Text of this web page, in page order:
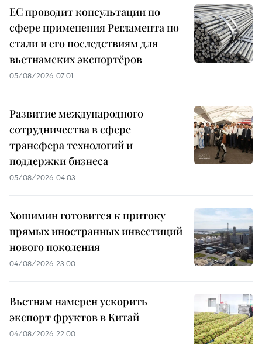
ЕС проводит консультации по
сфере применения Регламента по
стали и его последствиям для
вьетнамских экспортёров
05/08/2026 07:01
Развитие международного
сотрудничества в сфере
трансфера технологий и
поддержки бизнеса
05/08/2026 04:03
Хошимин готовится к притоку
прямых иностранных инвестиций
нового поколения
04/08/2026 23:00
Вьетнам намерен ускорить
экспорт фруктов в Китай
04/08/2026 22:00